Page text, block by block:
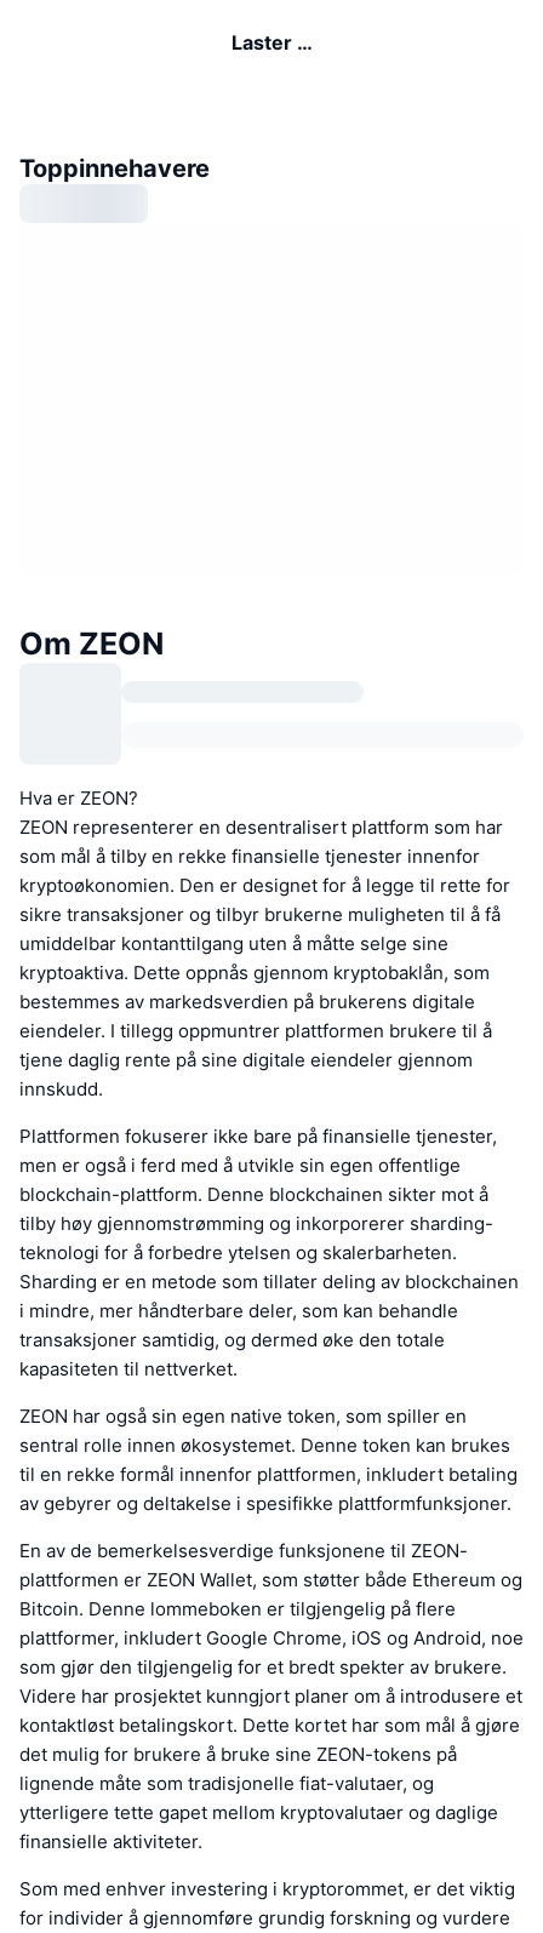
Laster …
Toppinnehavere
Om ZEON
Hva er ZEON?
ZEON representerer en desentralisert plattform som har
som mål å tilby en rekke finansielle tjenester innenfor
kryptoøkonomien. Den er designet for å legge til rette for
sikre transaksjoner og tilbyr brukerne muligheten til å få
umiddelbar kontanttilgang uten å måtte selge sine
kryptoaktiva. Dette oppnås gjennom kryptobaklån, som
bestemmes av markedsverdien på brukerens digitale
eiendeler. I tillegg oppmuntrer plattformen brukere til å
tjene daglig rente på sine digitale eiendeler gjennom
innskudd.
Plattformen fokuserer ikke bare på finansielle tjenester,
men er også i ferd med å utvikle sin egen offentlige
blockchain-plattform. Denne blockchainen sikter mot å
tilby høy gjennomstrømming og inkorporerer sharding-
teknologi for å forbedre ytelsen og skalerbarheten.
Sharding er en metode som tillater deling av blockchainen
i mindre, mer håndterbare deler, som kan behandle
transaksjoner samtidig, og dermed øke den totale
kapasiteten til nettverket.
ZEON har også sin egen native token, som spiller en
sentral rolle innen økosystemet. Denne token kan brukes
til en rekke formål innenfor plattformen, inkludert betaling
av gebyrer og deltakelse i spesifikke plattformfunksjoner.
En av de bemerkelsesverdige funksjonene til ZEON-
plattformen er ZEON Wallet, som støtter både Ethereum og
Bitcoin. Denne lommeboken er tilgjengelig på flere
plattformer, inkludert Google Chrome, iOS og Android, noe
som gjør den tilgjengelig for et bredt spekter av brukere.
Videre har prosjektet kunngjort planer om å introdusere et
kontaktløst betalingskort. Dette kortet har som mål å gjøre
det mulig for brukere å bruke sine ZEON-tokens på
lignende måte som tradisjonelle fiat-valutaer, og
ytterligere tette gapet mellom kryptovalutaer og daglige
finansielle aktiviteter.
Som med enhver investering i kryptorommet, er det viktig
for individer å gjennomføre grundig forskning og vurdere